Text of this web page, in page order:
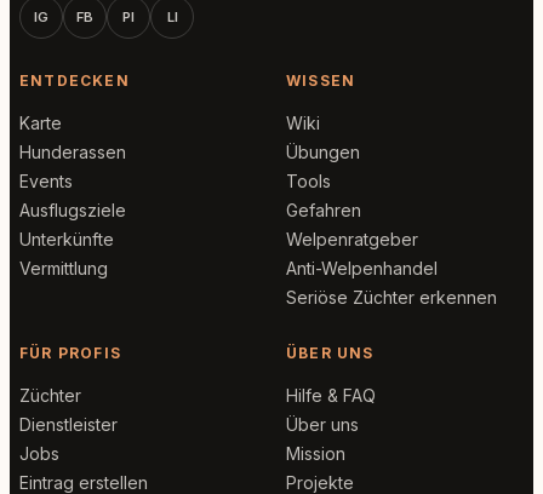
IG FB PI LI
ENTDECKEN
Karte
Hunderassen
Events
Ausflugsziele
Unterkünfte
Vermittlung
WISSEN
Wiki
Übungen
Tools
Gefahren
Welpenratgeber
Anti-Welpenhandel
Seriöse Züchter erkennen
FÜR PROFIS
Züchter
Dienstleister
Jobs
Eintrag erstellen
ÜBER UNS
Hilfe & FAQ
Über uns
Mission
Projekte